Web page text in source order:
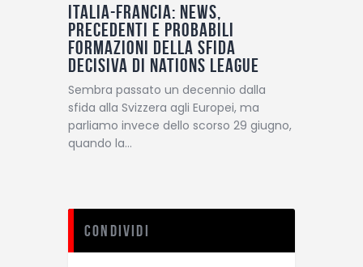
Italia-Francia: News,
precedenti e probabili
formazioni della sfida
decisiva di Nations League
Sembra passato un decennio dalla
sfida alla Svizzera agli Europei, ma
parliamo invece dello scorso 29 giugno,
quando la…
Condividi